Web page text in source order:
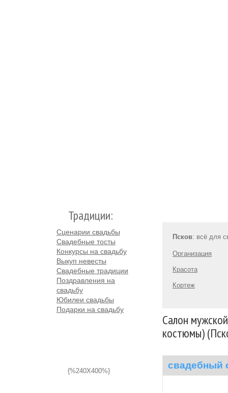
Традиции:
Сценарии свадьбы
Свадебные тосты
Конкурсы на свадьбу
Выкуп невесты
Свадебные традиции
Поздравления на
свадьбу
Юбилеи свадьбы
Подарки на свадьбу
{%240X400%}
Псков: всё для
Организация
Красота
Кортеж
Салон
костюмы)
свадебный